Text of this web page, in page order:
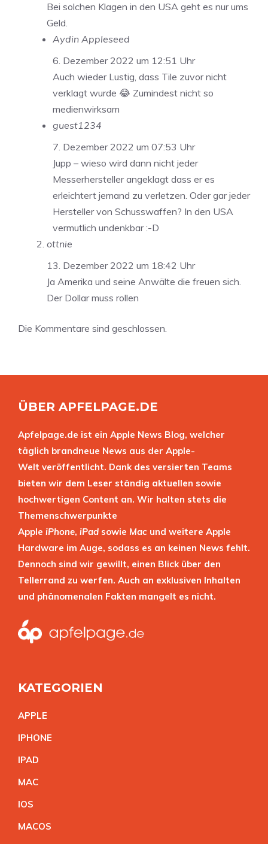
Bei solchen Klagen in den USA geht es nur ums
Geld.
Aydin Appleseed
6. Dezember 2022 um 12:51 Uhr
Auch wieder Lustig, dass Tile zuvor nicht
verklagt wurde 😂 Zumindest nicht so
medienwirksam
guest1234
7. Dezember 2022 um 07:53 Uhr
Jupp – wieso wird dann nicht jeder
Messerhersteller angeklagt dass er es
erleichtert jemand zu verletzen. Oder gar jeder
Hersteller von Schusswaffen? In den USA
vermutlich undenkbar :-D
ottnie
13. Dezember 2022 um 18:42 Uhr
Ja Amerika und seine Anwälte die freuen sich.
Der Dollar muss rollen
Die Kommentare sind geschlossen.
ÜBER APFELPAGE.DE
Apfelpage.de ist ein Apple News Blog, welcher
täglich brandneue News aus der Apple-
Welt veröffentlicht. Dank des versierten Teams
bieten wir dem Leser ständig aktuellen sowie
hochwertigen Content an. Wir halten stets die
Themenschwerpunkte
Apple iPhone, iPad sowie Mac und weitere Apple
Hardware im Auge, sodass es an keinen News fehlt.
Dennoch sind wir gewillt, einen Blick über den
Tellerrand zu werfen. Auch an exklusiven Inhalten
und phänomenalen Fakten mangelt es nicht.
KATEGORIEN
APPLE
IPHONE
IPAD
MAC
IOS
MACOS